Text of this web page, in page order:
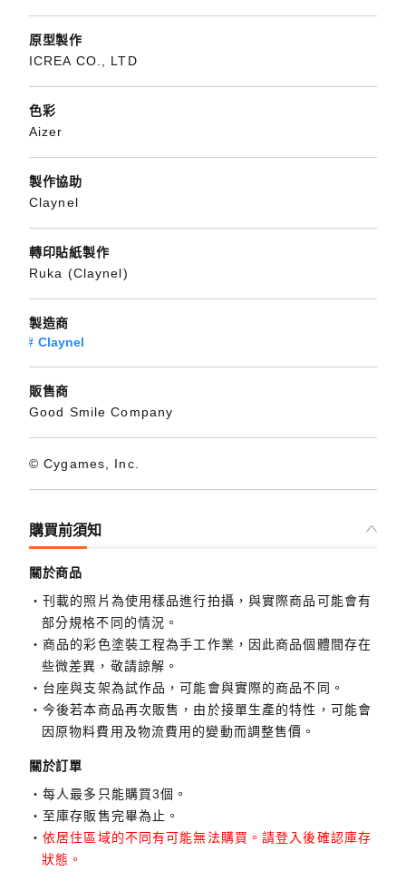
原型製作
ICREA CO., LTD
色彩
Aizer
製作協助
Claynel
轉印貼紙製作
Ruka (Claynel)
製造商
Claynel
販售商
Good Smile Company
© Cygames, Inc.
購買前須知
關於商品
刊載的照片為使用樣品進行拍攝，與實際商品可能會有
部分規格不同的情況。
商品的彩色塗裝工程為手工作業，因此商品個體間存在
些微差異，敬請諒解。
台座與支架為試作品，可能會與實際的商品不同。
今後若本商品再次販售，由於接單生產的特性，可能會
因原物料費用及物流費用的變動而調整售價。
關於訂單
每人最多只能購買3個。
至庫存販售完畢為止。
依居住區域的不同有可能無法購買。請登入後確認庫存
狀態。